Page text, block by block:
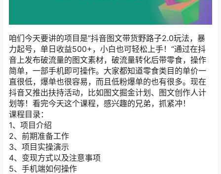
咱们今天要讲的项目是”抖音图文带货野路子2.0玩法，暴
力起号，单日收益500+，小白也可轻松上手！“通过在抖
音上发布破流量的图文素材，破流量转化后带零食，操作
简单，一部手机即可操作。大家都知道零食类目的单价一
直很低，爆单也很容易，而且低粉爆单的也有很多。现在
抖音又推出扶持活动，比如图文掘金计划、图文创作人计
划等！看完今天这个课程，感兴趣的兄弟，抓紧冲！
课程目录：
1、项目介绍
2、前期准备工作
3、项目实操演示
4、变现方式以及注意事项
5、手机端如何操作